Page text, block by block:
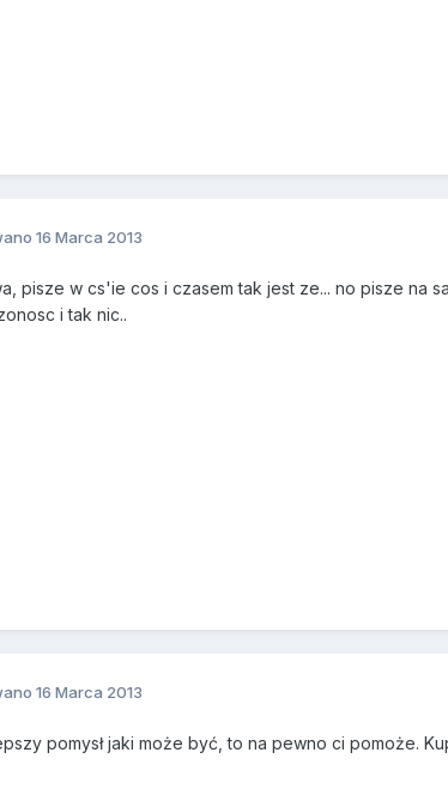
16 Marca 2013
pisze w cs'ie cos i czasem tak jest ze... no pisze
i tak nic..
16 Marca 2013
pomysł jaki może być, to na pewno ci pomoże.